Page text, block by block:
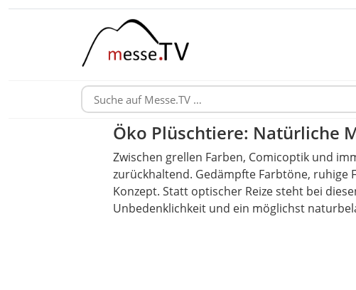
Öko Plüschtiere: Natürliche
Zwischen grellen Farben, Comicoptik und
zurückhaltend. Gedämpfte Farbtöne, ruhige
Konzept. Statt optischer Reize steht bei
Unbedenklichkeit und ein möglichst